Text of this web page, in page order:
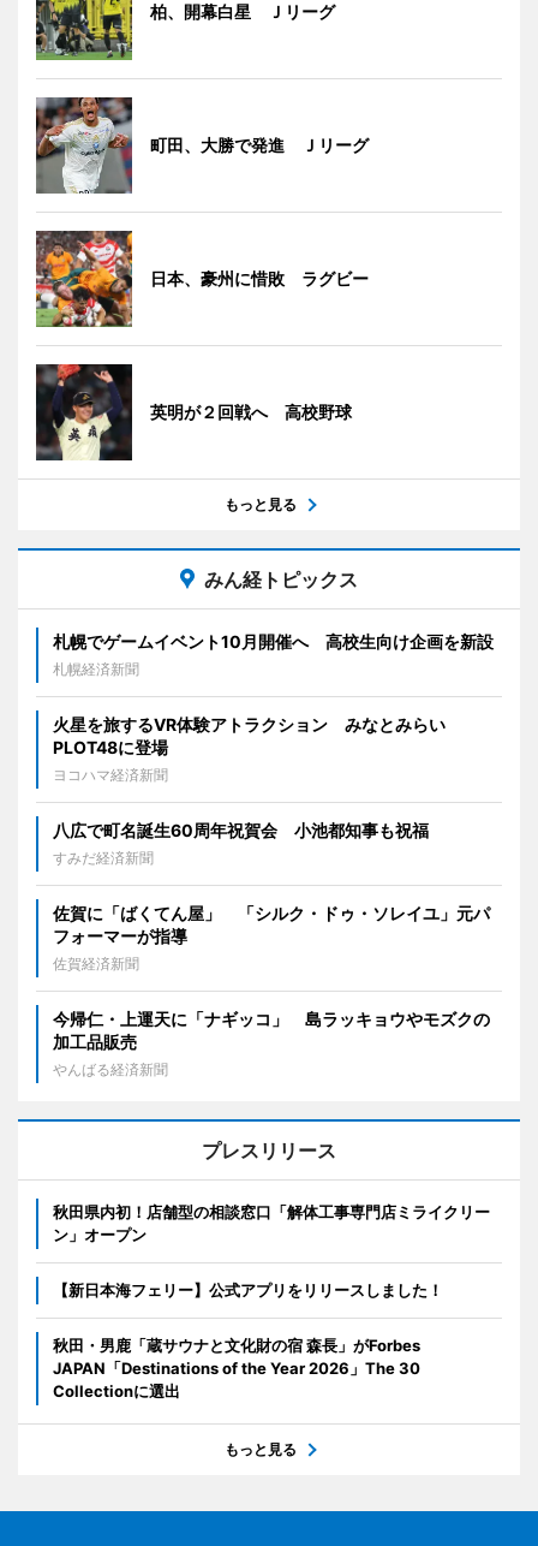
柏、開幕白星 Ｊリーグ
町田、大勝で発進 Ｊリーグ
日本、豪州に惜敗 ラグビー
英明が２回戦へ 高校野球
もっと見る
みん経トピックス
札幌でゲームイベント10月開催へ 高校生向け企画を新設
札幌経済新聞
火星を旅するVR体験アトラクション みなとみらい
PLOT48に登場
ヨコハマ経済新聞
八広で町名誕生60周年祝賀会 小池都知事も祝福
すみだ経済新聞
佐賀に「ばくてん屋」 「シルク・ドゥ・ソレイユ」元パ
フォーマーが指導
佐賀経済新聞
今帰仁・上運天に「ナギッコ」 島ラッキョウやモズクの
加工品販売
やんばる経済新聞
プレスリリース
秋田県内初！店舗型の相談窓口「解体工事専門店ミライクリー
ン」オープン
【新日本海フェリー】公式アプリをリリースしました！
秋田・男鹿「蔵サウナと文化財の宿 森長」がForbes
JAPAN「Destinations of the Year 2026」The 30
Collectionに選出
もっと見る